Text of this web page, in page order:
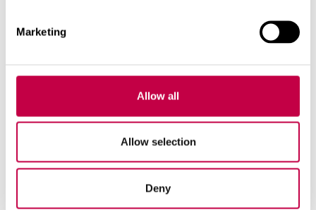
Marketing
Allow all
Allow selection
Deny
Piirkondlikud jäätmehoolduseeskirjad näevad
ette, et asulapiirkondades tuleb
soojusisolatsiooniga.
Hõreda asustustusega piirkondades, kus
majapidamisjäätmeid kompostida ka
soojusisolatsioonita aiakompostris, näiteks
Biolani Aiakompostrisvõi
Maastikukomposter Kivis